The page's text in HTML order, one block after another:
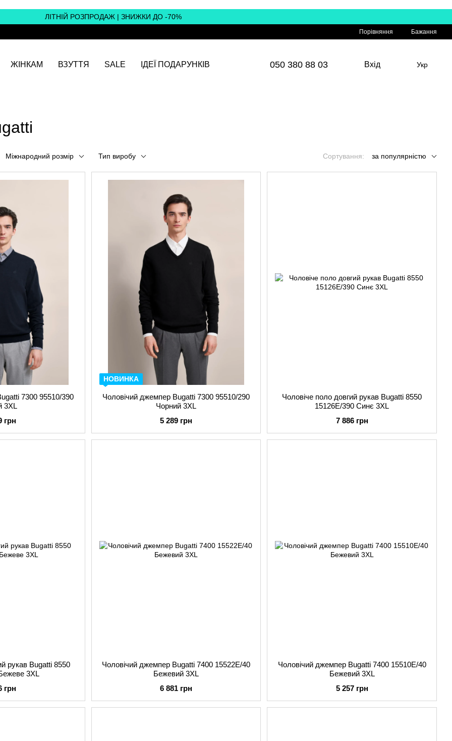
ЛІТНІЙ РОЗПРОДАЖ | ЗНИЖКИ ДО -70%
Порівняння Бажання
ЖІНКАМ ВЗУТТЯ SALE ІДЕЇ ПОДАРУНКІВ 050 380 88 03 Вхід Укр
Міжнародний розмір Тип виробу Сортування: за популярністю
7300 95510/390
3XL
грн
НОВИНКА
Чоловічий джемпер Bugatti 7300 95510/290
Чорний 3XL
5 289 грн
Чоловіче поло довгий рукав Bugatti 8550
15126E/390 Синє 3XL
7 886 грн
рукав Bugatti 8550
3XL
грн
Чоловічий джемпер Bugatti 7400 15522E/40
Бежевий 3XL
6 881 грн
Чоловічий джемпер Bugatti 7400 15510E/40
Бежевий 3XL
5 257 грн